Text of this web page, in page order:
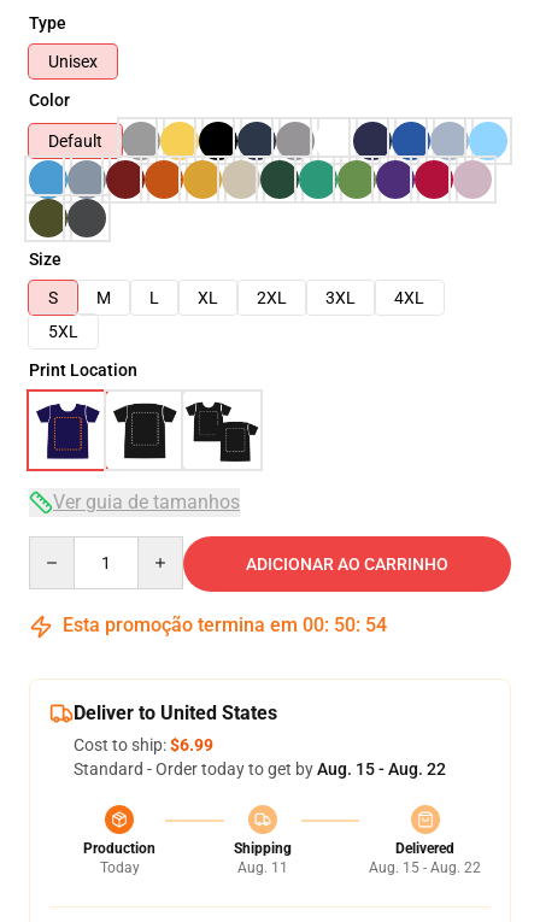
Type
Unisex
Color
Default
Size
S
M L XL 2XL 3XL
4XL
5XL
Print Location
Ver guia de tamanhos
ADICIONAR AO CARRINHO
Esta promoção termina em 00: 50: 54
Deliver to United States
Cost to ship:$6.99
Standard - Order today to get byAug. 15 - Aug. 22
Production
Today
Shipping
Aug. 11
Delivered
Aug. 15 - Aug. 22